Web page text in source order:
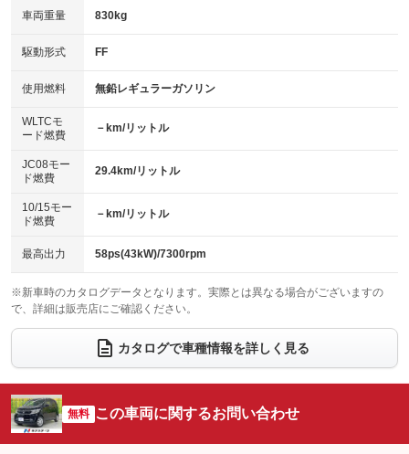
アイドリングストップ
：装備なし
USB入力端子
：装備なし
100V電源
：装備なし
センターデフロック
：装備なし
電動格納ミラー
：装備なし
キーレス
HID(キセノンライト)
：装備あり
バックカメラ
：装備あり
エアロ
：装備なし
：装備なし
パワーシート
ベンチシート
：装備あり
チップアップシート
：装備なし
：装備なし ：装備なし
ウォークスルー
：装備なし
電動リアゲート フロントカメラ
：装備なし
：装備なし ：装備なし
サイドカメラ
：装備なし ルーフレール
：装備なし
：装備なし
：装備なし
車両重量 830kg
駆動形式 FF
使用燃料 無鉛レギュラーガソリン
WLTCモ
ード燃費
－km/リットル
JC08モー
ド燃費
29.4km/リットル
10/15モー
ド燃費
－km/リットル
最高出力 58ps(43kW)/7300rpm
※新車時のカタログデータとなります。実際とは異なる場合がございますの
で、詳細は販売店にご確認ください。
カタログで車種情報を詳しく見る
無料 この車両に関するお問い合わせ